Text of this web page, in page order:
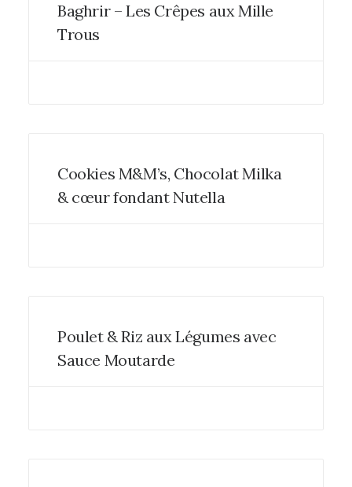
Baghrir – Les Crêpes aux Mille
Trous
Cookies M&M’s, Chocolat Milka
& cœur fondant Nutella
Poulet & Riz aux Légumes avec
Sauce Moutarde